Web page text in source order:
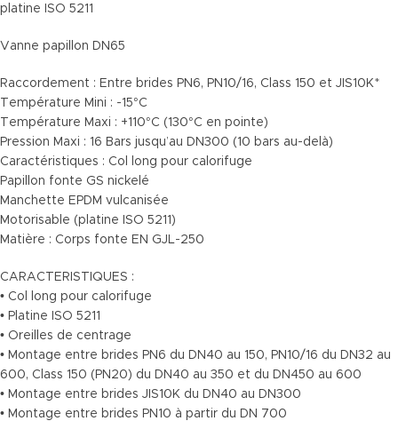
platine ISO 5211
Vanne papillon DN65
Raccordement : Entre brides PN6, PN10/16, Class 150 et JIS10K*
Température Mini : -15°C
Température Maxi : +110°C (130°C en pointe)
Pression Maxi : 16 Bars jusqu’au DN300 (10 bars au-delà)
Caractéristiques : Col long pour calorifuge
Papillon fonte GS nickelé
Manchette EPDM vulcanisée
Motorisable (platine ISO 5211)
Matière : Corps fonte EN GJL-250
CARACTERISTIQUES :
• Col long pour calorifuge
• Platine ISO 5211
• Oreilles de centrage
• Montage entre brides PN6 du DN40 au 150, PN10/16 du DN32 au
600, Class 150 (PN20) du DN40 au 350 et du DN450 au 600
• Montage entre brides JIS10K du DN40 au DN300
• Montage entre brides PN10 à partir du DN 700